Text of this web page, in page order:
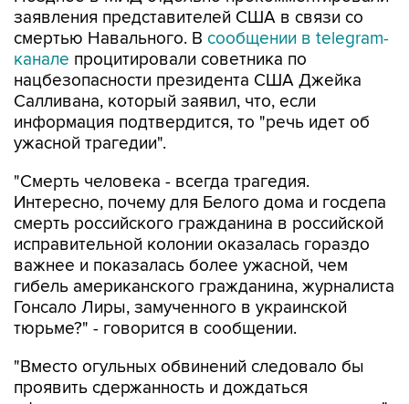
заявления представителей США в связи со
смертью Навального. В сообщении в telegram-
канале процитировали советника по
нацбезопасности президента США Джейка
Салливана, который заявил, что, если
информация подтвердится, то "речь идет об
ужасной трагедии".
"Смерть человека - всегда трагедия.
Интересно, почему для Белого дома и госдепа
смерть российского гражданина в российской
исправительной колонии оказалась гораздо
важнее и показалась более ужасной, чем
гибель американского гражданина, журналиста
Гонсало Лиры, замученного в украинской
тюрьме?" - говорится в сообщении.
"Вместо огульных обвинений следовало бы
проявить сдержанность и дождаться